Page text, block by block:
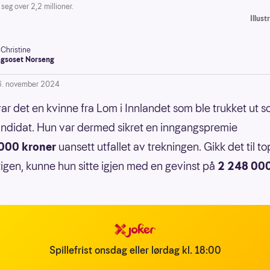
over 2,2 millioner.
Norseng
november 2024
det en kvinne fra Lom i Innlandet som ble trukket ut
Hun var dermed sikret en inngangspremie
kroner uansett utfallet av trekningen. Gikk det til
kunne hun sitte igjen med en gevinst på 2 248
Spillefrist onsdag eller lørdag kl. 18:00